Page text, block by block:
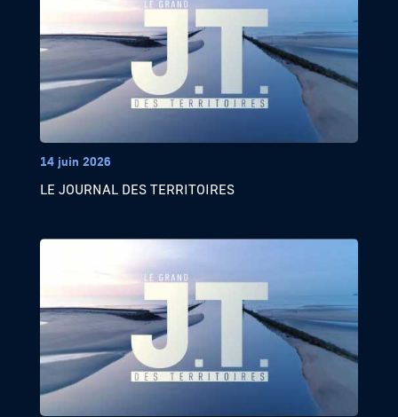
14 juin 2026
LE JOURNAL DES TERRITOIRES